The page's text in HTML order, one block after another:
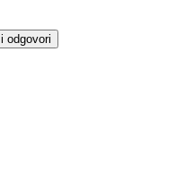
odgovori